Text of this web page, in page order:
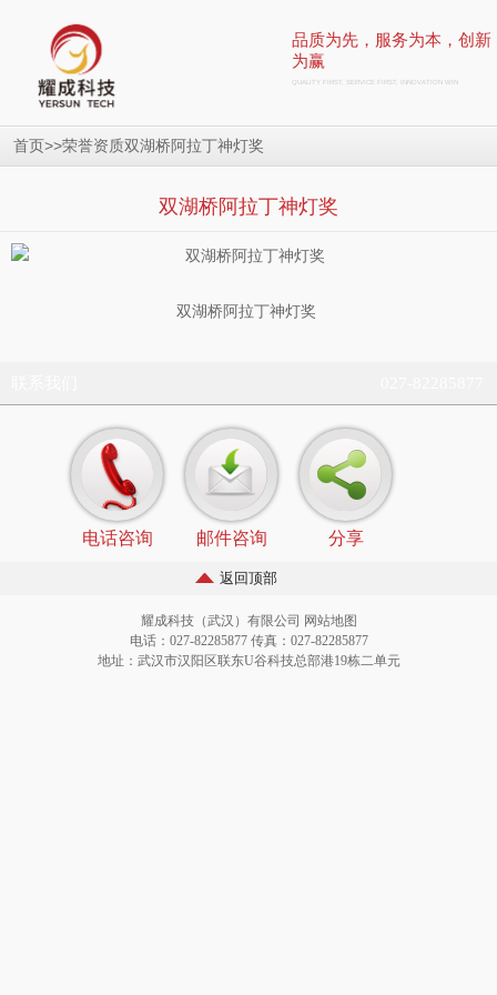
品质为先，服务为本，创新
为赢
QUALITY FIRST, SERVICE FIRST, INNOVATION WIN
首页 >>荣誉资质双湖桥阿拉丁神灯奖
双湖桥阿拉丁神灯奖
双湖桥阿拉丁神灯奖
电话咨询 邮件咨询 分享
返回顶部
耀成科技（武汉）有限公司 网站地图
电话：027-82285877 传真：027-82285877
地址：武汉市汉阳区联东U谷科技总部港19栋二单元